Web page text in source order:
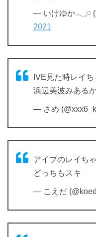
— いけゆか𓂃𓈒𓏸
2021
IVE見た時レイ
浜辺美波みある
— さめ
アイブのレイち
どっちもスキ
— こえだ